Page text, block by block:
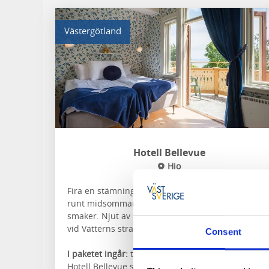
Consent
Västergötland
Hotell Bellevue
Hjo
Fira en stämningsfull midsommar i Hjo med dans
runt midsommarstången, musik och somriga
smaker. Njut av midsommarbuffé och avkoppling
vid Vätterns strand i en idyllisk miljö.
I paketet ingår: två övernattningar i dubbelrum
Hotell Bellevue samt boende nära Vättern.